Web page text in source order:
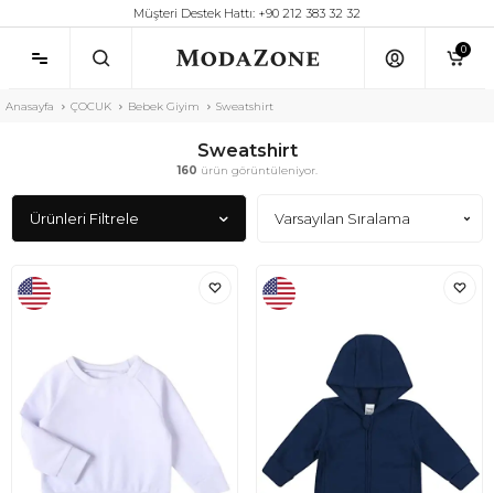
Müşteri Destek Hattı: +90 212 383 32 32
0
Anasayfa ÇOCUK Bebek Giyim Sweatshirt
Sweatshirt
160 ürün görüntüleniyor.
Ürünleri Filtrele